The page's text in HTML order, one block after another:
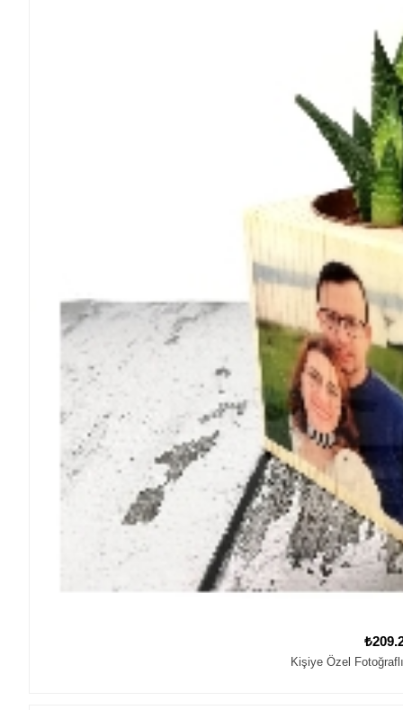
Kişiye Özel